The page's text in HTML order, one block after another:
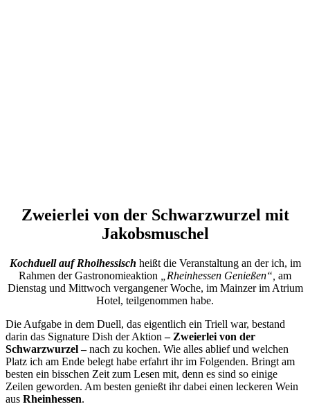
Zweierlei von der Schwarzwurzel mit
Jakobsmuschel
Kochduell auf Rhoihessisch heißt die Veranstaltung an der ich, im
Rahmen der Gastronomieaktion
„Rheinhessen Genießen“, am
Dienstag und Mittwoch vergangener Woche, im Mainzer im Atrium
Hotel, teilgenommen habe.
Die Aufgabe in dem Duell, das eigentlich ein Triell war, bestand
darin das Signature Dish der Aktion– Zweierlei von der
Schwarzwurzel –nach zu kochen. Wie alles ablief und welchen
Platz ich am Ende belegt habe erfahrt ihr im Folgenden. Bringt am
besten ein bisschen Zeit zum Lesen mit, denn es sind so einige
Zeilen geworden. Am besten genießt ihr dabei einen leckeren Wein
aus Rheinhessen.